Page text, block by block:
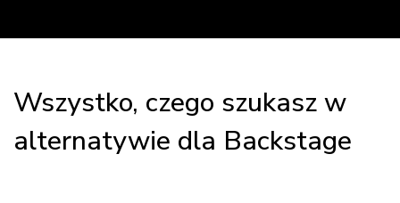
Wszystko, czego szukasz w
alternatywie dla Backstage